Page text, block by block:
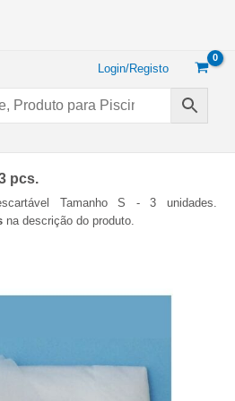
Login/Registo
pcs.
Tamanho S - 3 unidades.
na descrição do produto.